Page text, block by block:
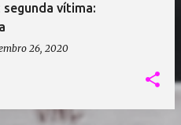
vítima:
26, 2020